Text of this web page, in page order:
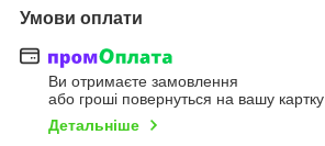
Умови оплати
Ви отримаєте замовлення
або гроші повернуться на вашу картку
Детальніше